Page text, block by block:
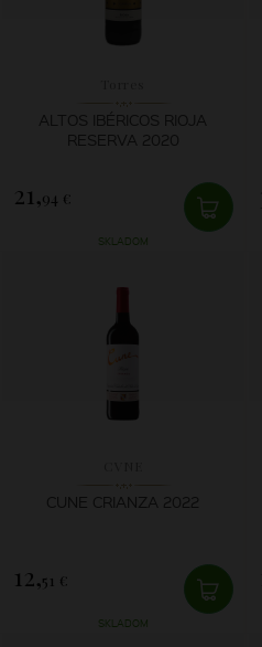
ALTOS IBÉRICOS RIOJA
RESERVA 2020
21,94 €
SKLADOM
CUNE CRIANZA 2022
12,51 €
SKLADOM